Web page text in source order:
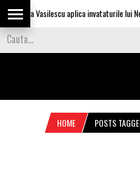
Olguta Vasilescu aplica invataturile lui
HOME POSTS